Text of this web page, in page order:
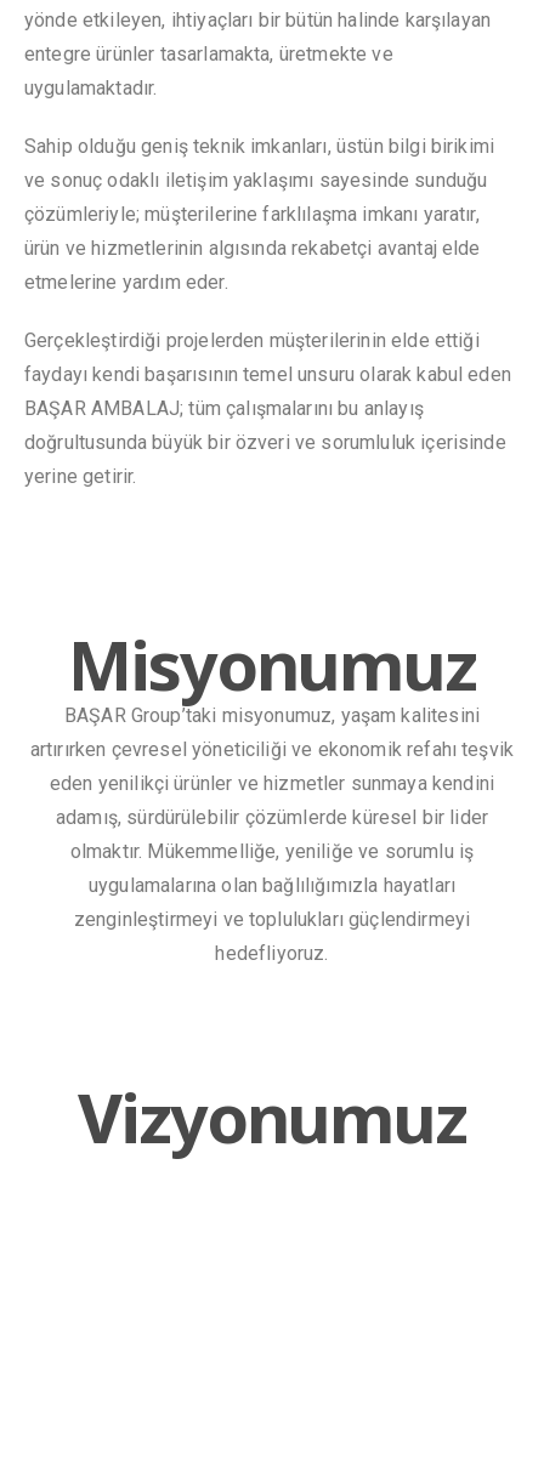
yönde etkileyen, ihtiyaçları bir bütün halinde karşılayan
entegre ürünler tasarlamakta, üretmekte ve
uygulamaktadır.
Sahip olduğu geniş teknik imkanları, üstün bilgi birikimi
ve sonuç odaklı iletişim yaklaşımı sayesinde sunduğu
çözümleriyle; müşterilerine farklılaşma imkanı yaratır,
ürün ve hizmetlerinin algısında rekabetçi avantaj elde
etmelerine yardım eder.
Gerçekleştirdiği projelerden müşterilerinin elde ettiği
faydayı kendi başarısının temel unsuru olarak kabul eden
BAŞAR AMBALAJ; tüm çalışmalarını bu anlayış
doğrultusunda büyük bir özveri ve sorumluluk içerisinde
yerine getirir.
Misyonumuz
BAŞAR Group’taki misyonumuz, yaşam kalitesini
artırırken çevresel yöneticiliği ve ekonomik refahı teşvik
eden yenilikçi ürünler ve hizmetler sunmaya kendini
adamış, sürdürülebilir çözümlerde küresel bir lider
olmaktır. Mükemmelliğe, yeniliğe ve sorumlu iş
uygulamalarına olan bağlılığımızla hayatları
zenginleştirmeyi ve toplulukları güçlendirmeyi
hedefliyoruz.
Vizyonumuz